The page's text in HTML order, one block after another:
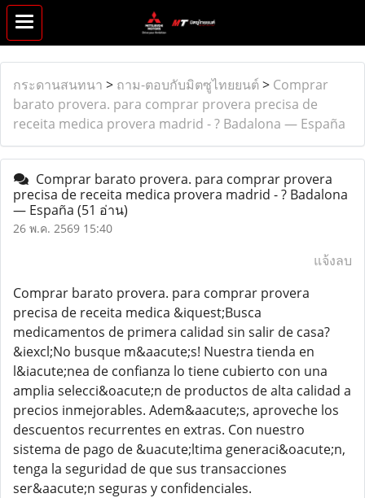
กระดานสนทนา > ถาม-ตอบกับมิตซูไทยยนต์ > Comprar
barato provera. para comprar provera precisa de
receita medica provera madrid - ? Badalona — España
Comprar barato provera. para comprar provera
precisa de receita medica provera madrid - ? Badalona
— España (51 อ่าน)
26 พ.ค. 2569 15:40
แจ้งลบ
Comprar barato provera. para comprar provera
precisa de receita medica &iquest;Busca
medicamentos de primera calidad sin salir de casa?
&iexcl;No busque m&aacute;s! Nuestra tienda en
l&iacute;nea de confianza lo tiene cubierto con una
amplia selecci&oacute;n de productos de alta calidad a
precios inmejorables. Adem&aacute;s, aproveche los
descuentos recurrentes en extras. Con nuestro
sistema de pago de &uacute;ltima generaci&oacute;n,
tenga la seguridad de que sus transacciones
ser&aacute;n seguras y confidenciales.